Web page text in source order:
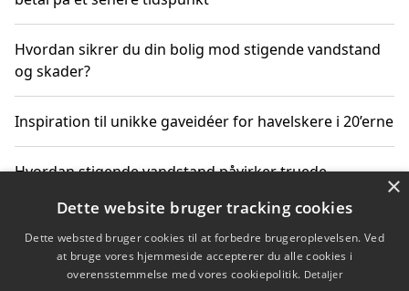
Hvordan sikrer du din bolig mod stigende vandstand
og skader?
Inspiration til unikke gaveidéer for havelskere i 20’erne
Hvordan stigende vandstand påvirker truede
Sådan vælger du de bedste vandrerygsække til
vandreture i Danmark
×
Dette website bruger tracking cookies
Dette websted bruger cookies til at forbedre brugeroplevelsen. Ved
at bruge vores hjemmeside accepterer du alle cookies i
overensstemmelse med vores cookiepolitik. Detaljer